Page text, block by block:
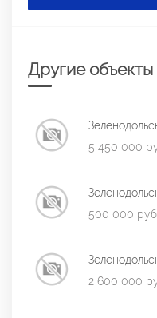
Другие объекты
5 450 000
500 000 руб.
2 600 000